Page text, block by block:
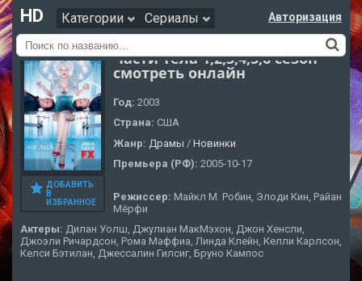
HD Категории Сериалы Авторизация
ДОБАВИТЬ
В
ИЗБРАННОЕ
Части Тела 1,2,3,4,5,6 сезон
смотреть онлайн
Год: 2003
Страна: США
Жанр: Драмы / Новинки
Премьера (РФ): 2005-10-17
Режиссер: Майкл М. Робин, Элоди Кин, Райан
Мёрфи
Актеры: Дилан Уолш, Джулиан МакМэхон, Джон Хенсли,
Джоэли Ричардсон, Рома Маффиа, Линда Клейн, Келли Карлсон,
Келси Бэтилан, Джессалин Гилсиг, Бруно Кампос